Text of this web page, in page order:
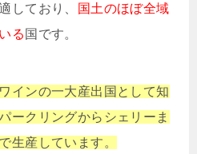
しており、
国土のほぼ全域
る 国です。
インの一大産出国として知
ークリングからシェリーま
生産しています。